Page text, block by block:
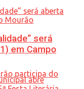
será
em Campo